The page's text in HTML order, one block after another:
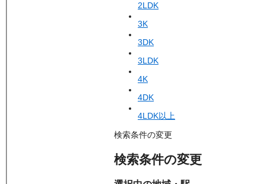
2LDK
3K
3DK
3LDK
4K
4DK
4LDK以上
検索条件の変更
検索条件の変更